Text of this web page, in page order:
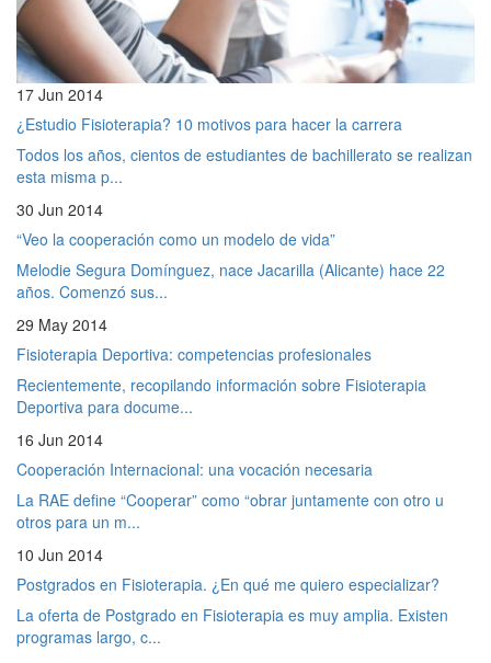
17 Jun 2014
¿Estudio Fisioterapia? 10 motivos para hacer la carrera
Todos los años, cientos de estudiantes de bachillerato se realizan
esta misma p...
30 Jun 2014
“Veo la cooperación como un modelo de vida”
Melodie Segura Domínguez, nace Jacarilla (Alicante) hace 22
años. Comenzó sus...
29 May 2014
Fisioterapia Deportiva: competencias profesionales
Recientemente, recopilando información sobre Fisioterapia
Deportiva para docume...
16 Jun 2014
Cooperación Internacional: una vocación necesaria
La RAE define “Cooperar” como “obrar juntamente con otro u
otros para un m...
10 Jun 2014
Postgrados en Fisioterapia. ¿En qué me quiero especializar?
La oferta de Postgrado en Fisioterapia es muy amplia. Existen
programas largo, c...